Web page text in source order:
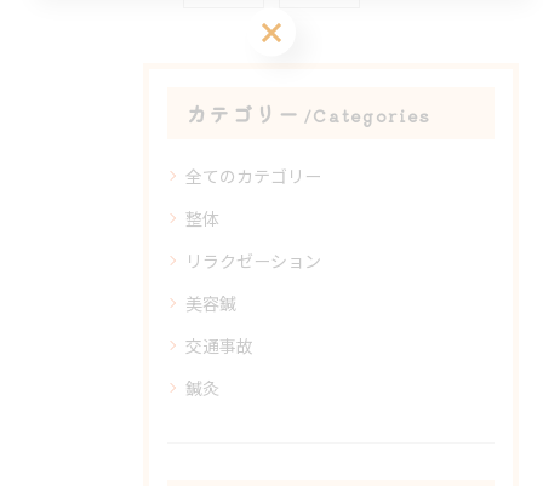
カテゴリー Categories
全てのカテゴリー
整体
リラクゼーション
美容鍼
交通事故
鍼灸
ご予約はこちら